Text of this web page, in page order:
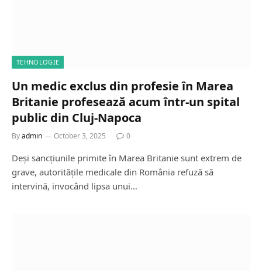
TEHNOLOGIE
Un medic exclus din profesie în Marea
Britanie profesează acum într-un spital
public din Cluj-Napoca
Byadmin October 3, 2025 0
Deși sancțiunile primite în Marea Britanie sunt extrem de
grave, autoritățile medicale din România refuză să
intervină, invocând lipsa unui…